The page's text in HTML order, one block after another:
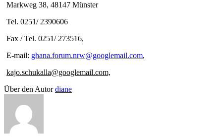
Markweg 38, 48147 Münster
Tel. 0251/ 2390606
Fax / Tel. 0251/ 273516,
E-mail: ghana.forum.nrw@googlemail.com,
kajo.schukalla@googlemail.com,
Über den Autordiane